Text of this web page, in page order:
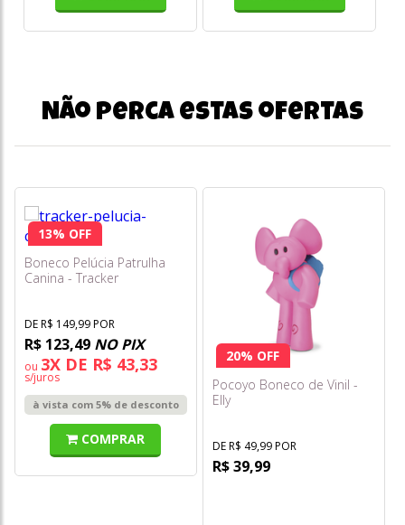
Não perca estas ofertas
13% OFF
Boneco Pelúcia Patrulha
Canina - Tracker
DE R$ 149,99 POR
R$ 123,49 NO PIX
ou 3X DE R$ 43,33
s/juros
à vista com 5% de desconto
COMPRAR
20% OFF
Pocoyo Boneco de Vinil -
Elly
DE R$ 49,99 POR
R$ 39,99